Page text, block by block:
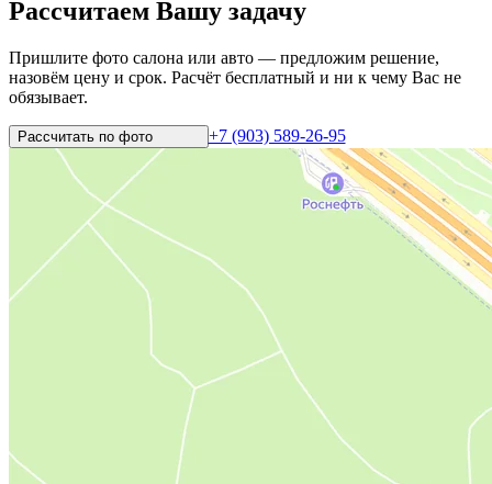
Рассчитаем Вашу задачу
Пришлите фото салона или авто — предложим решение,
назовём цену и срок. Расчёт бесплатный и ни к чему Вас не
обязывает.
Рассчитать по фото +7 (903) 589-26-95